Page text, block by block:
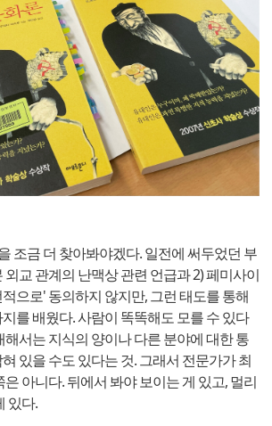
조금 더 찾아봐야겠다. 일전에 써두었던 부
외교 관계의 난맥상 관련 언급과 2) 페미사이
으로' 동의하지 않지만, 그런 태도를 통해
를 배웠다. 사람이 똑똑해도 모를 수 있다
해서는 지식의 양이나 다른 분야에 대한 통
있을 수도 있다는 것. 그래서 전문가가 최
은 아니다. 뒤에서 봐야 보이는 게 있고, 멀리
있다.